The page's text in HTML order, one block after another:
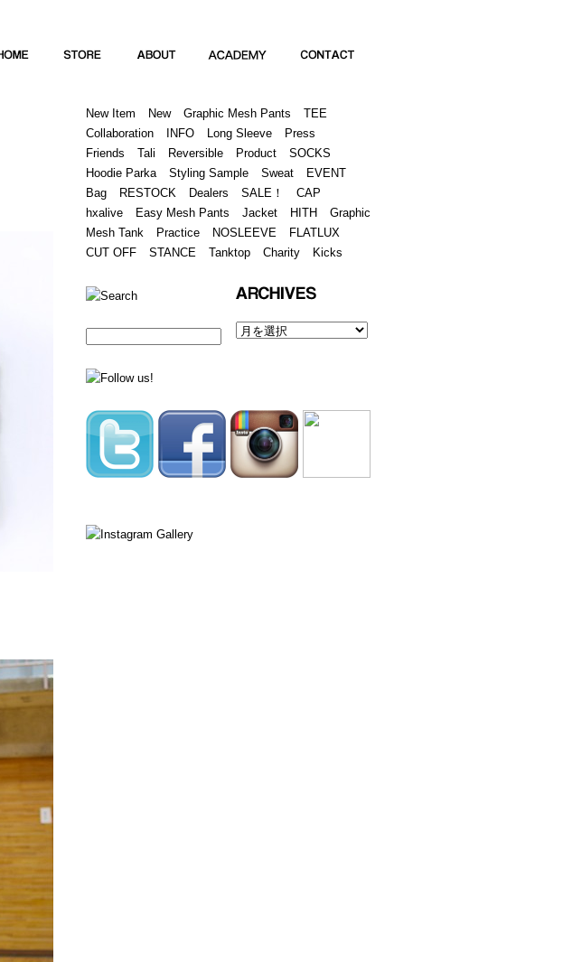
New Item New Graphic Mesh Pants
TEE
Collaboration
INFO Long Sleeve
Press
Friends
Tali Reversible Product
SOCKS
Hoodie Parka
Styling Sample Sweat
EVENT
Bag
RESTOCK Dealers SALE！
CAP
hxalive
Easy Mesh Pants Jacket HITH
Graphic
Mesh Tank
Practice NOSLEEVE
FLATLUX
CUT OFF
STANCE Tanktop Charity Kicks